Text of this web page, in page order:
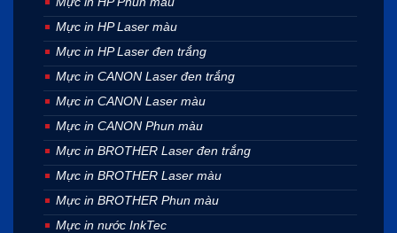
Mực in HP Laser màu
Mực in HP Laser đen trắng
Mực in CANON Laser đen trắng
Mực in CANON Laser màu
Mực in CANON Phun màu
Mực in BROTHER Laser đen trắng
Mực in BROTHER Laser màu
Mực in BROTHER Phun màu
Mực in nước InkTec